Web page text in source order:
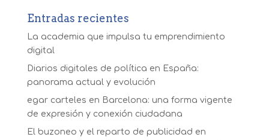
Entradas recientes
La academia que impulsa tu emprendimiento
digital
Diarios digitales de política en España:
panorama actual y evolución
egar carteles en Barcelona: una forma vigente
de expresión y conexión ciudadana
El buzoneo y el reparto de publicidad en